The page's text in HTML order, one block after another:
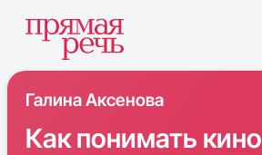
Галина Аксенова
Как понимать кино